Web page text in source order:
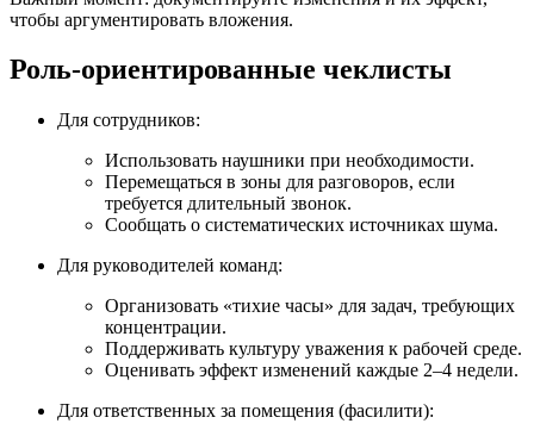
чтобы аргументировать вложения.
Роль‑ориентированные чеклисты
Для сотрудников:
Использовать наушники при необходимости.
Перемещаться в зоны для разговоров, если
требуется длительный звонок.
Сообщать о систематических источниках шума.
Для руководителей команд:
Организовать «тихие часы» для задач, требующих
концентрации.
Поддерживать культуру уважения к рабочей среде.
Оценивать эффект изменений каждые 2–4 недели.
Для ответственных за помещения (фасилити):